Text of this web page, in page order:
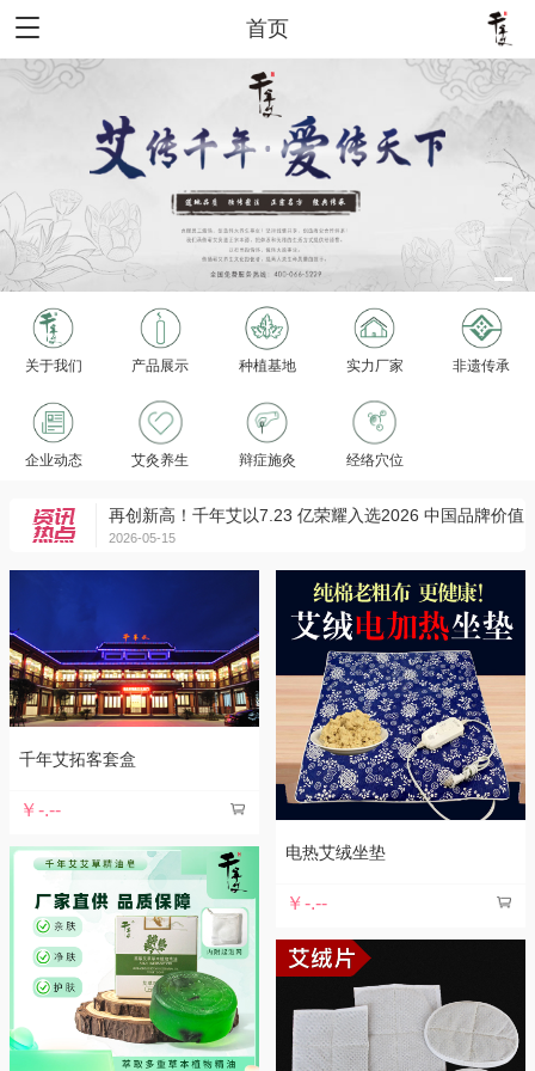
首页
源头把控，质量保证
艾中极品是蕲艾、蕲艾极品在赤龙
自持专利，自主生产
全国唯一一家非遗传承示范基地
关于我们 产品展示 种植基地 实力厂家 非遗传承
企业动态 艾灸养生 辩症施灸 经络穴位
从武汉到寿光！千年艾双展亮风采 ，让蕲艾从地理标志走
向世界舞台
2026-05-15
2026-05-15
传承医道，缅怀先圣！国家级非遗代表性传承人韩善明师
2025-05-13
濒湖医派一韩门迎徒，蕲春艾灸疗法国家级代表性传承人
韩善明教授收徒仪式隆重举行！
2025-05-13
从武汉到寿光！千年艾双展亮风采 ，让蕲艾从地理标志走
再创新高！千年艾以7.23 亿荣耀入选2026 中国品牌价值
榜
2026-05-15
传承医道，缅怀先圣！国家级非遗代表性传承人韩善明师
濒湖医派一韩门迎徒，蕲春艾灸疗法国家级代表性传承人
韩善明教授收徒仪式隆重举行！
2025-05-13
从武汉到寿光！千年艾双展亮风采 ，让蕲艾从地理标志走
向世界舞台
2026-05-15
再创新高！千年艾以7.23 亿荣耀入选2026 中国品牌价值
榜
2026-05-15
传承医道，缅怀先圣！国家级非遗代表性传承人韩善明师
韩善明教授收徒仪式隆重举行！
2025-05-13
千年艾拓客套盒
￥-.--
电热艾绒坐垫
￥-.--